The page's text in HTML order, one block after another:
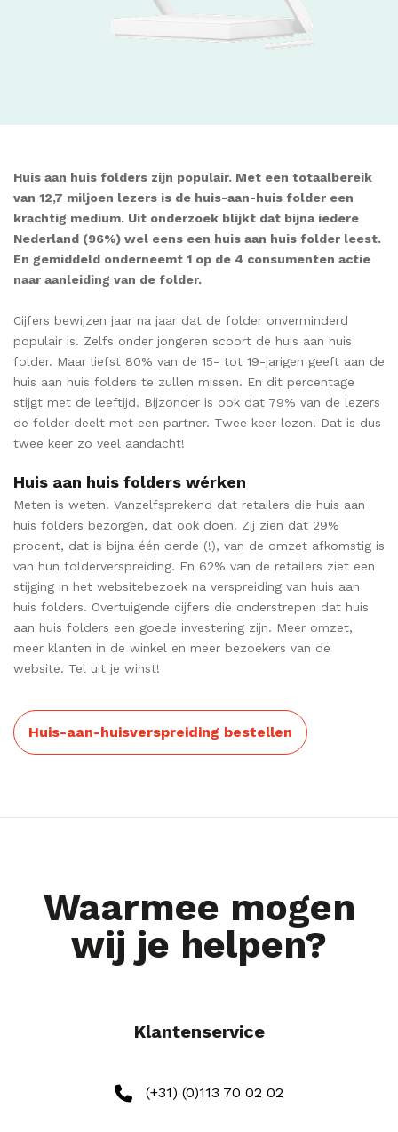
Huis aan huis folders zijn populair. Met een totaalbereik
van 12,7 miljoen lezers is de huis-aan-huis folder een
krachtig medium. Uit onderzoek blijkt dat bijna iedere
Nederland (96%) wel eens een huis aan huis folder leest.
En gemiddeld onderneemt 1 op de 4 consumenten actie
naar aanleiding van de folder.
Cijfers bewijzen jaar na jaar dat de folder onverminderd
populair is. Zelfs onder jongeren scoort de huis aan huis
folder. Maar liefst 80% van de 15- tot 19-jarigen geeft aan de
huis aan huis folders te zullen missen. En dit percentage
stijgt met de leeftijd. Bijzonder is ook dat 79% van de lezers
de folder deelt met een partner. Twee keer lezen! Dat is dus
twee keer zo veel aandacht!
Huis aan huis folders wérken
Meten is weten. Vanzelfsprekend dat retailers die huis aan
huis folders bezorgen, dat ook doen. Zij zien dat 29%
procent, dat is bijna één derde (!), van de omzet afkomstig is
van hun folderverspreiding. En 62% van de retailers ziet een
stijging in het websitebezoek na verspreiding van huis aan
huis folders. Overtuigende cijfers die onderstrepen dat huis
aan huis folders een goede investering zijn. Meer omzet,
meer klanten in de winkel en meer bezoekers van de
website. Tel uit je winst!
Huis-aan-huisverspreiding bestellen
Waarmee mogen
wij je helpen?
Klantenservice
(+31) (0)113 70 02 02